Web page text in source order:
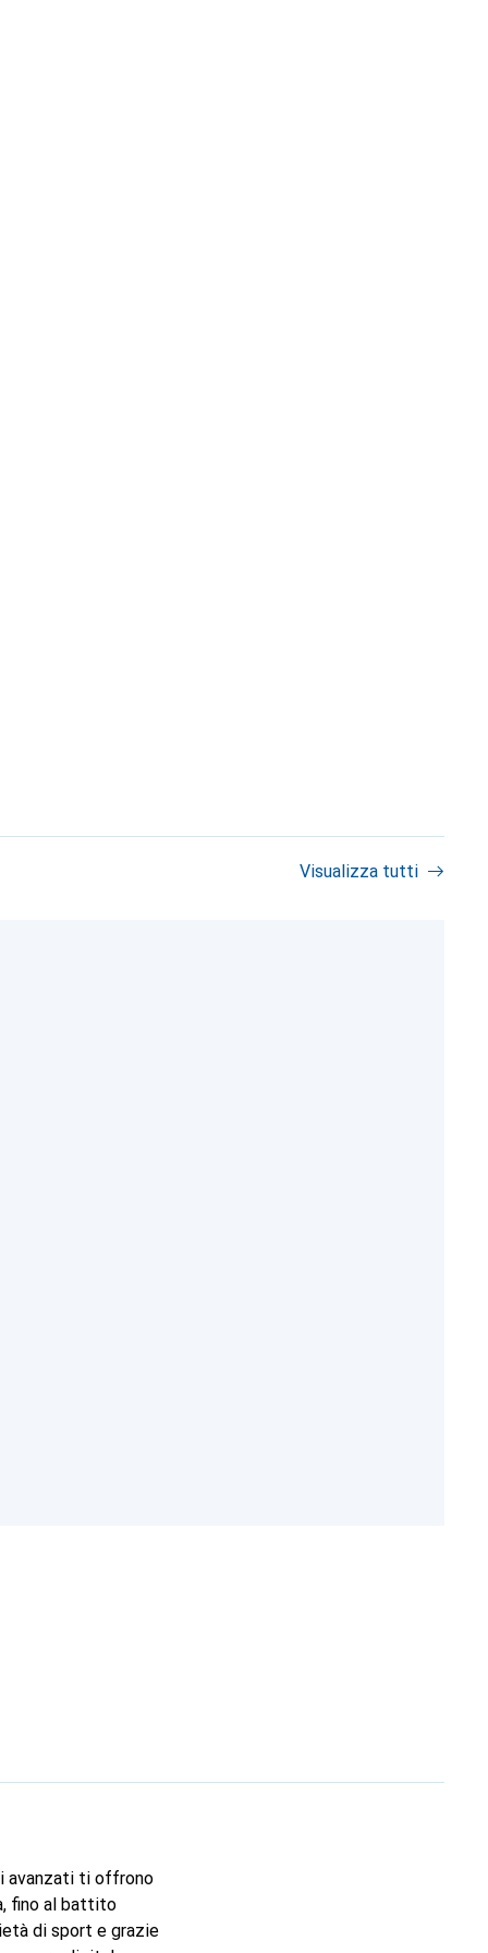
Visualizza tutti
avanzati ti offrono
fino al battito
di sport e grazie